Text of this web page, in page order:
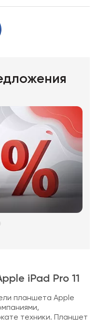
iPad Pro 11
планшета Apple
техники. Планшет